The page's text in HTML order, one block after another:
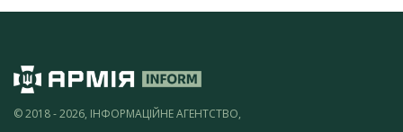
© 2018 - 2026, ІНФОРМАЦІЙНЕ АГЕНТСТВО,